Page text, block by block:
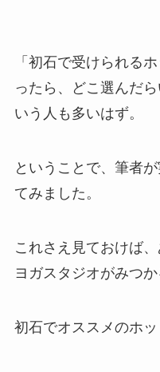
「初石で受けられる
ったら、どこ選んだ
いう人も多いはず。
ということで、筆者
てみました。
これさえ見ておけば
ヨガスタジオがみつか
初石でオススメのホッ